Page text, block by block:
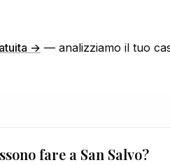
→ — analizziamo il tuo
fare a San Salvo?